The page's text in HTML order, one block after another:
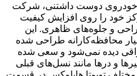
از ۵۰ ساله این خودروی دوست داشتنی، شرکت
خود را روی افزایش کیفیت
و جلوه‌های ظاهری. این
محافظه‌کارانه طراحی شده
دیده نمی‌شود و سعی شده
و درها مانند نسل‌های قبلی